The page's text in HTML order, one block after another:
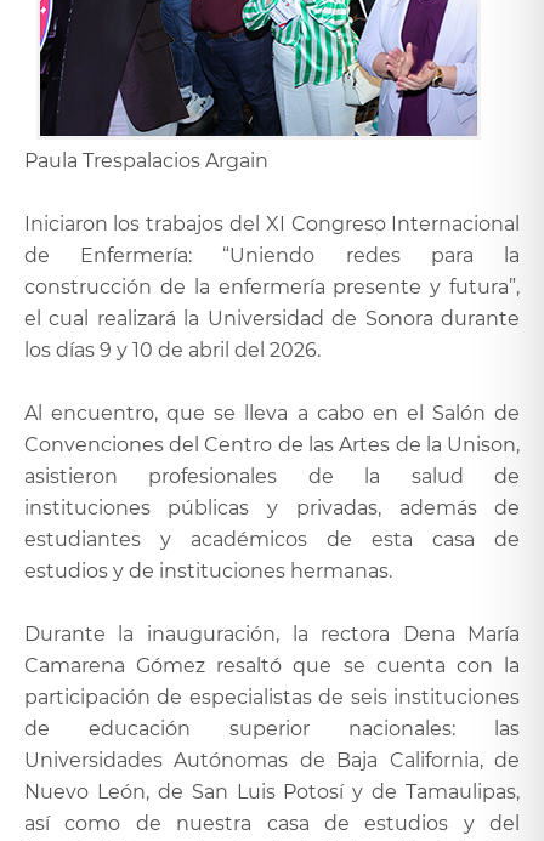
Paula Trespalacios Argain
Iniciaron los trabajos del XI Congreso Internacional
de Enfermería: “Uniendo redes para la
construcción de la enfermería presente y futura”,
el cual realizará la Universidad de Sonora durante
los días 9 y 10 de abril del 2026.
Al encuentro, que se lleva a cabo en el Salón de
Convenciones del Centro de las Artes de la Unison,
asistieron profesionales de la salud de
instituciones públicas y privadas, además de
estudiantes y académicos de esta casa de
estudios y de instituciones hermanas.
Durante la inauguración, la rectora Dena María
Camarena Gómez resaltó que se cuenta con la
participación de especialistas de seis instituciones
de educación superior nacionales: las
Universidades Autónomas de Baja California, de
Nuevo León, de San Luis Potosí y de Tamaulipas,
así como de nuestra casa de estudios y del